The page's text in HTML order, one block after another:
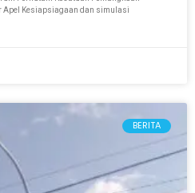
Apel Kesiapsiagaan dan simulasi
BERITA